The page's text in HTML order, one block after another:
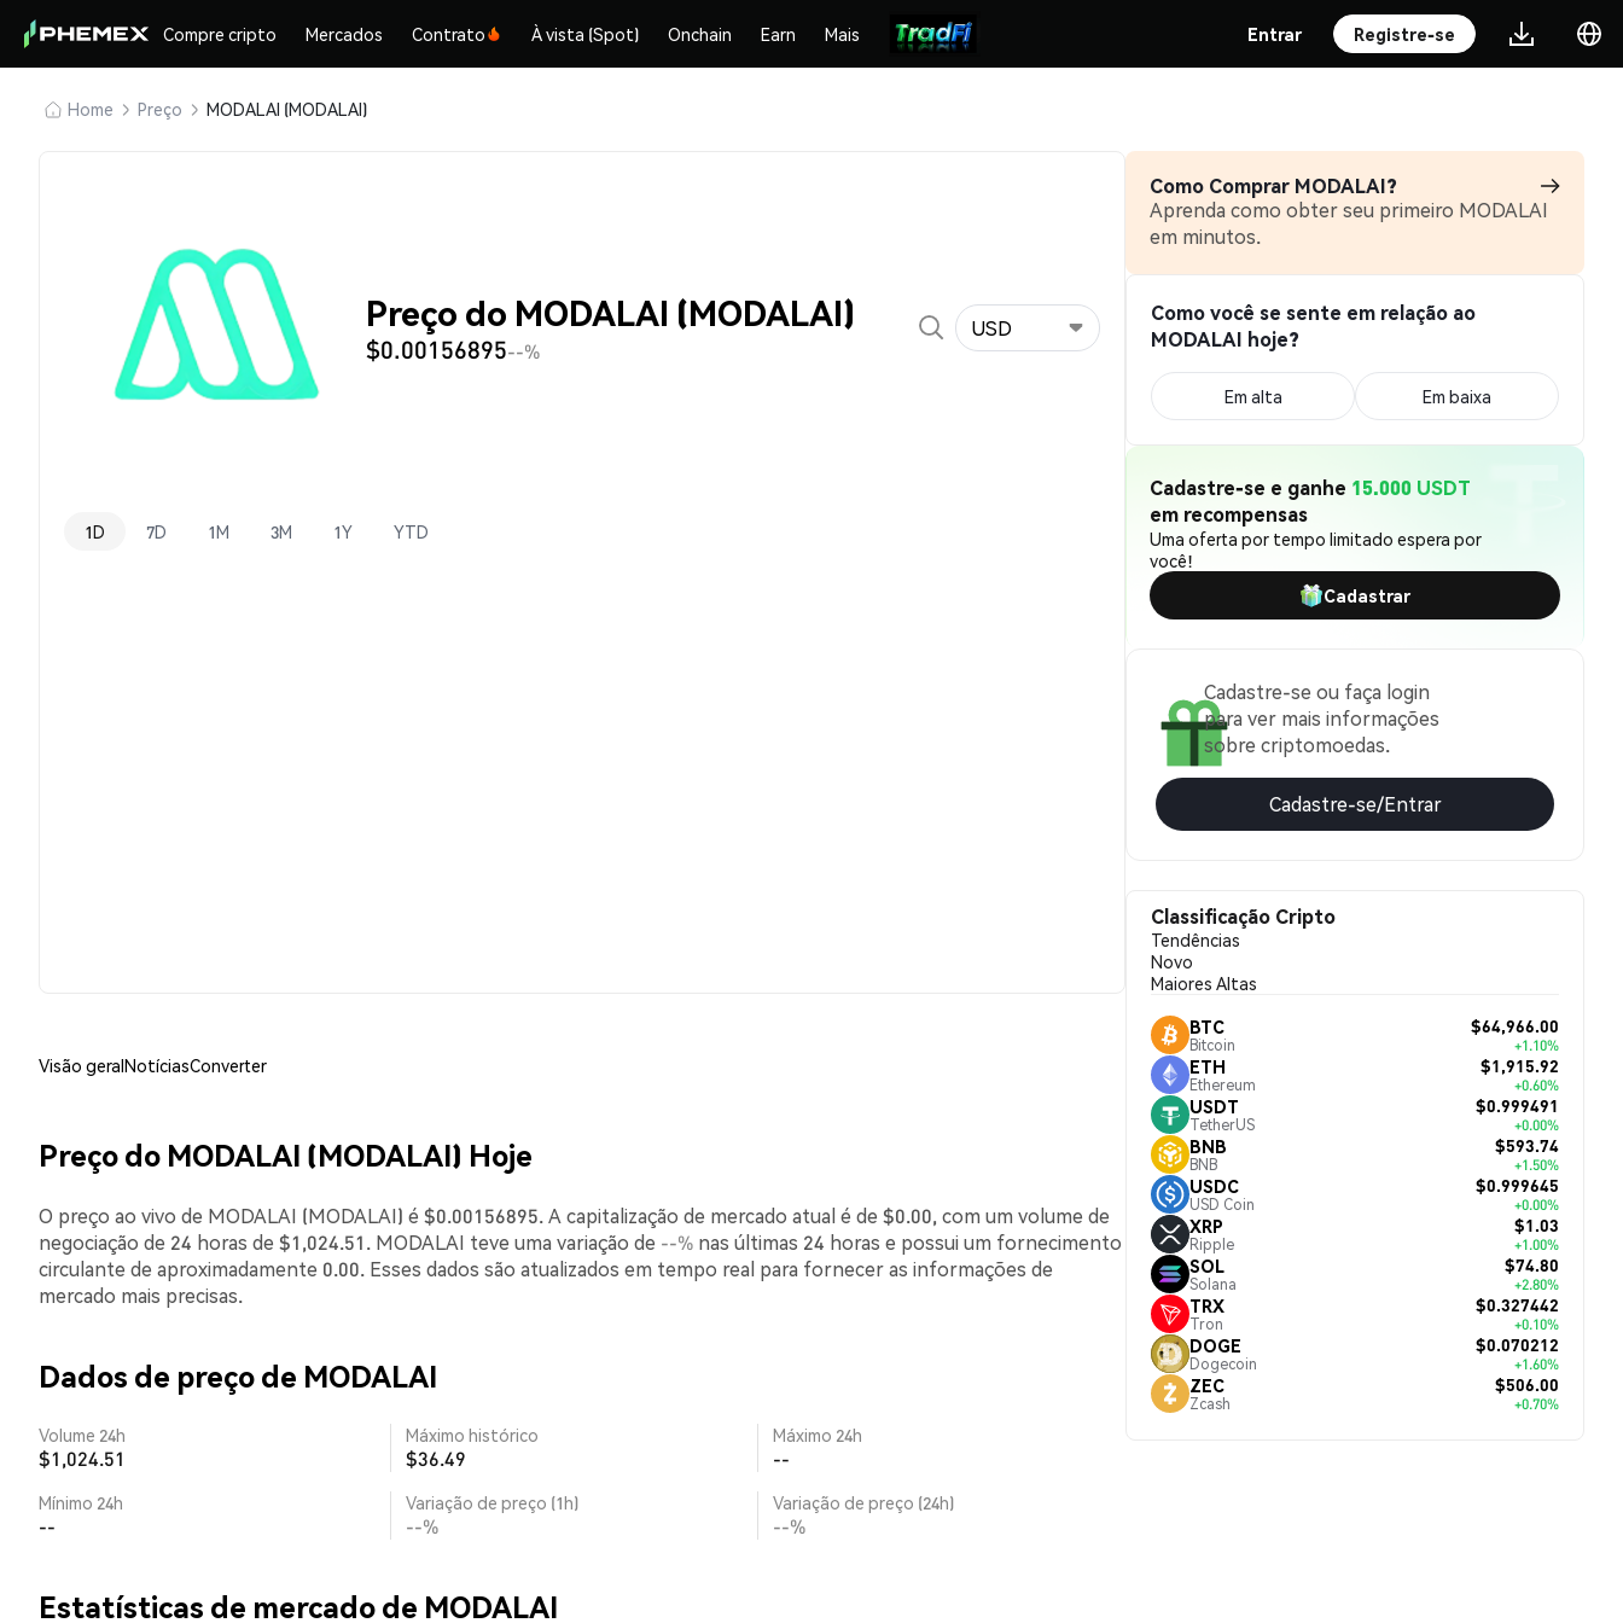
Compre cripto Mercados Contrato À vista (Spot) Onchain Earn Mais Entrar Registre-se
Home Preço MODALAI (MODALAI)
Preço do MODALAI (MODALAI)
$0.00156895--%
USD
1D 7D 1M 3M 1Y YTD
Visão geralNotíciasConverter
Preço do MODALAI (MODALAI) Hoje
O preço ao vivo de MODALAI (MODALAI) é $0.00156895. A capitalização de mercado atual é de $0.00, com um volume de
negociação de 24 horas de $1,024.51. MODALAI teve uma variação de --% nas últimas 24 horas e possui um fornecimento
circulante de aproximadamente 0.00. Esses dados são atualizados em tempo real para fornecer as informações de
mercado mais precisas.
Dados de preço de MODALAI
Volume 24h
$1,024.51
Máximo histórico
$36.49
Máximo 24h
--
Mínimo 24h
--
Variação de preço (1h)
--%
Variação de preço (24h)
--%
Estatísticas de mercado de MODALAI
Como Comprar MODALAI?
Aprenda como obter seu primeiro MODALAI
em minutos.
Como você se sente em relação ao
MODALAI hoje?
Em alta Em baixa
Cadastre-se e ganhe 15.000 USDT
em recompensas
Uma oferta por tempo limitado espera por
você!
Cadastrar
Cadastre-se ou faça login
para ver mais informações
sobre criptomoedas.
Cadastre-se/Entrar
Classificação Cripto
Tendências
Novo
Maiores Altas
BTC
Bitcoin
$64,966.00
+1.10%
ETH
Ethereum
$1,915.92
+0.60%
USDT
TetherUS
$0.999491
+0.00%
BNB
BNB
$593.74
+1.50%
USDC
USD Coin
$0.999645
+0.00%
XRP
Ripple
$1.03
+1.00%
SOL
Solana
$74.80
+2.80%
TRX
Tron
$0.327442
+0.10%
DOGE
Dogecoin
$0.070212
+1.60%
ZEC
Zcash
$506.00
+0.70%